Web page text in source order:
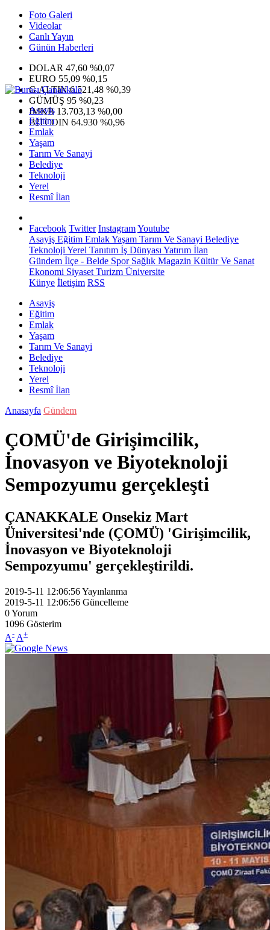
Foto Galeri
Videolar
Canlı Yayın
Günün Haberleri
DOLAR 47,60 %0,07
EURO 55,09 %0,15
G.ALTIN6.521,48 %0,39
GÜMÜŞ 95 %0,23
IMKB 13.703,13 %0,00
BITCOIN 64.930 %0,96
Asayiş
Eğitim
Emlak
Yaşam
Tarım Ve Sanayi
Belediye
Teknoloji
Yerel
Resmî İlan
Facebook Twitter InstagramYoutube
Asayiş Eğitim EmlakYaşam Tarım Ve Sanayi Belediye
Teknoloji Yerel Tanıtım İş Dünyası Yatırım İlan
Gündem İlçe - Belde SporSağlık Magazin Kültür Ve Sanat
Ekonomi Siyaset Turizm Üniversite
Künye İletişim RSS
Asayiş
Eğitim
Emlak
Yaşam
Tarım Ve Sanayi
Belediye
Teknoloji
Yerel
Resmî İlan
Anasayfa Gündem
ÇOMÜ'de Girişimcilik,
İnovasyon ve Biyoteknoloji
Sempozyumu gerçekleşti
ÇANAKKALE Onsekiz Mart
Üniversitesi'nde (ÇOMÜ) 'Girişimcilik,
İnovasyon ve Biyoteknoloji
Sempozyumu' gerçekleştirildi.
2019-5-11 12:06:56Yayınlanma
2019-5-11 12:06:56 Güncelleme
0Yorum
1096 Gösterim
A- A+